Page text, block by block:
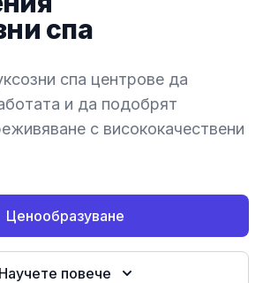
спа
спа центрове да
и да подобрят
с висококачествени
Ценообразуване
Научете повече